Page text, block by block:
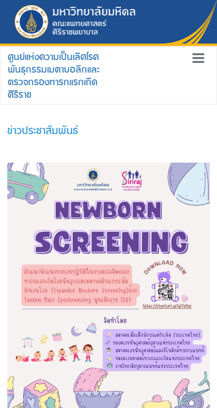
ศูนย์แห่งความเป็นเลิศโรค
พันธุกรรมเมตาบอลิกและ
ตรวจกรองทารกแรกเกิด
ศิริราช
ข่าวประชาสัมพันธ์